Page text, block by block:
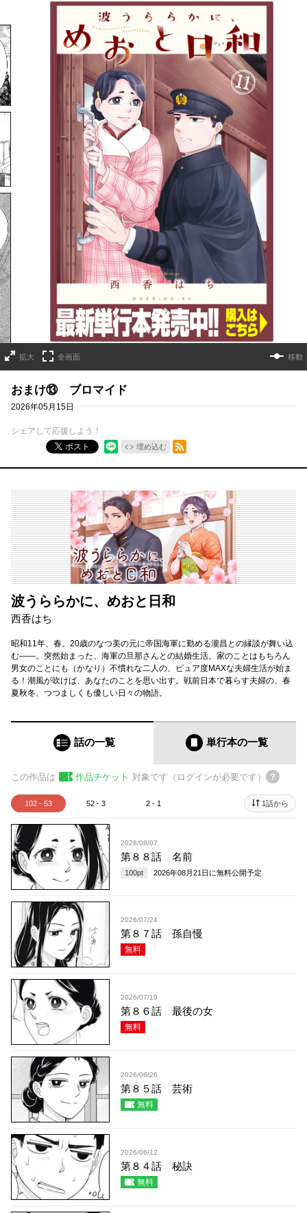
詳細ページへのリンク
拡大 全画面 移動
おまけ⑬ ブロマイド
2026年05月15日
シェアして応援しよう！
ポスト
埋め込む
RSSフィード
波うららかに、めおと日和
西香はち
昭和11年、春。20歳のなつ美の元に帝国海軍に勤める瀧昌との縁談が舞い込
む――。突然始まった、海軍の旦那さんとの結婚生活。家のことはもちろん
男女のことにも（かなり）不慣れな二人の、ピュア度MAXな夫婦生活が始ま
る！潮風が吹けば、あなたのことを思い出す。戦前日本で暮らす夫婦の、春
夏秋冬、つつましくも優しい日々の物語。
話の一覧 単行本の一覧
この作品は 作品チケット 対象です（ログインが必要です）
102 - 53 52 - 3 2 - 1 1話から
2026/08/07
第８８話 名前
100pt 2026年08月21日 に無料公開予定
2026/07/24
第８７話 孫自慢
無料
2026/07/10
第８６話 最後の女
無料
2026/06/26
第８５話 芸術
無料
2026/06/12
第８４話 秘訣
無料